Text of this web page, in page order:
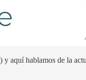
) y aquí hablamos de la